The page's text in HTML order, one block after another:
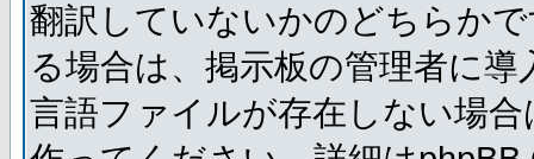
翻訳していないかのどちらか
る場合は、掲示板の管理者に
言語ファイルが存在しない場